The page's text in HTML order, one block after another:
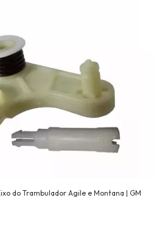
do Trambulador Agile e Montana | GM